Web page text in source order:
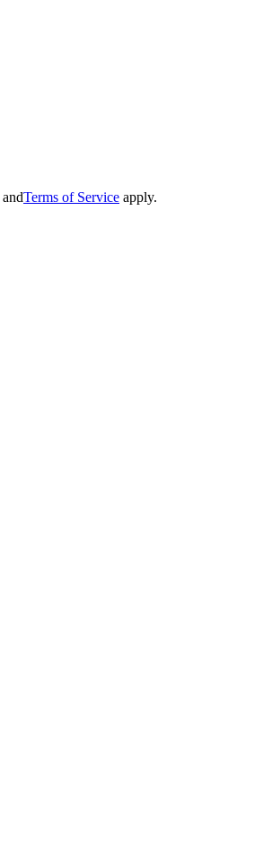
andTerms of Service apply.